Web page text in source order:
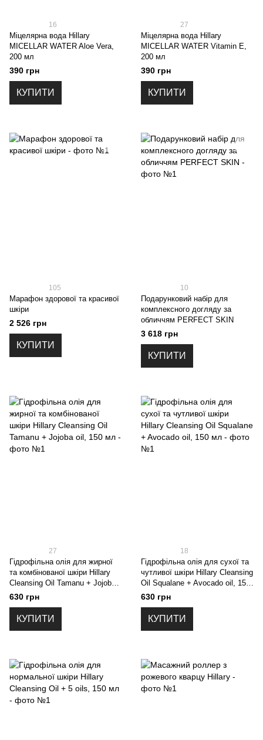
16
Міцелярна вода Hillary
MICELLAR WATER Aloe Vera,
200 мл
390 грн
КУПИТИ
27
Міцелярна вода Hillary
MICELLAR WATER Vitamin E,
200 мл
390 грн
КУПИТИ
105
Марафон здорової та красивої
шкіри
2 526 грн
КУПИТИ
10
Подарунковий набір для
комплексного догляду за
обличчям PERFECT SKIN
3 618 грн
КУПИТИ
27
Гідрофільна олія для жирної
та комбінованої шкіри Hillary
Cleansing Oil Tamanu + Jojoba
oil, 150 мл
630 грн
КУПИТИ
18
Гідрофільна олія для сухої та
чутливої шкіри Hillary Cleansing
Oil Squalane + Avocado oil, 150
мл
630 грн
КУПИТИ